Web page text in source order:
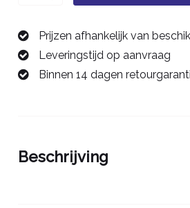
-
42408040
aantal
Prijzen afhankelijk van
Leveringstijd op aanvraag
Binnen 14 dagen
Beschrijving